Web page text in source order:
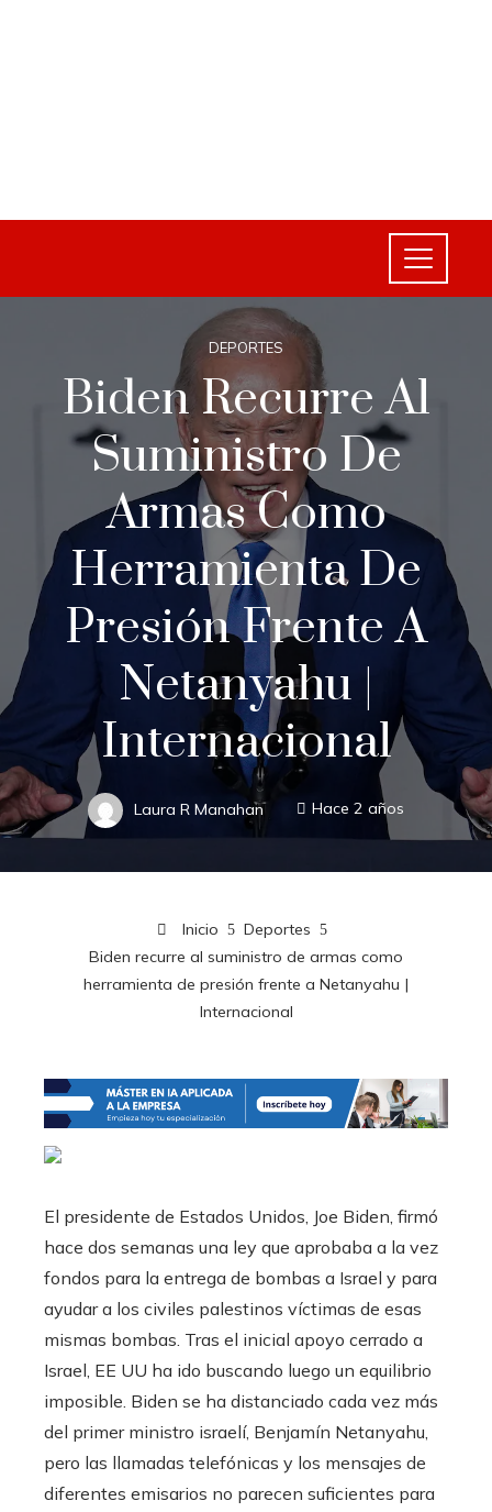
DEPORTES
Biden Recurre Al
Suministro De
Armas Como
Herramienta De
Presión Frente A
Netanyahu |
Internacional
Laura R Manahan Hace 2 años
Inicio
Deportes
Biden recurre al suministro de armas como
herramienta de presión frente a Netanyahu |
Internacional
El presidente de Estados Unidos, Joe Biden, firmó
hace dos semanas una ley que aprobaba a la vez
fondos para la entrega de bombas a Israel y para
ayudar a los civiles palestinos víctimas de esas
mismas bombas. Tras el inicial apoyo cerrado a
Israel, EE UU ha ido buscando luego un equilibrio
imposible. Biden se ha distanciado cada vez más
del primer ministro israelí, Benjamín Netanyahu,
pero las llamadas telefónicas y los mensajes de
diferentes emisarios no parecen suficientes para